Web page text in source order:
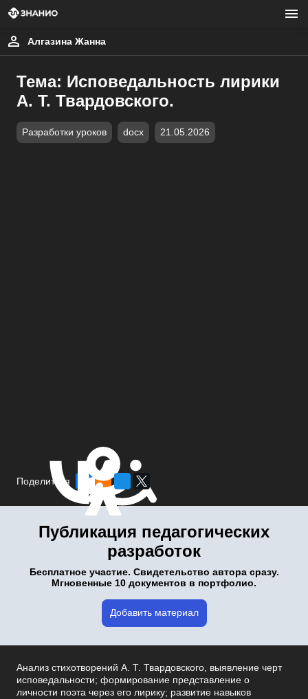
Алгазина Жанна
Тема: Исповедальность лирики
А. Т. Твардовского.
Разработки уроков docx 21.05.2026
Поделиться
Публикация педагогических
разработок
Бесплатное участие. Свидетельство автора сразу.
Мгновенные 10 документов в портфолио.
Добавить материал
Анализ стихотворений А. Т. Твардовского, выявление черт
исповедальности; формирование представление о
личности поэта через его лирику; развитие навыков